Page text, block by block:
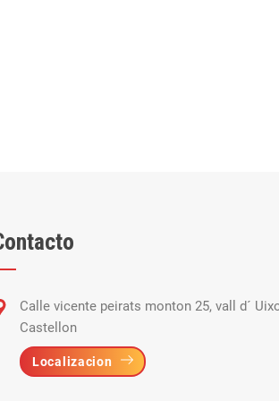
Calle vicente peirats monton 25, vall d´
Castellon
Localizacion